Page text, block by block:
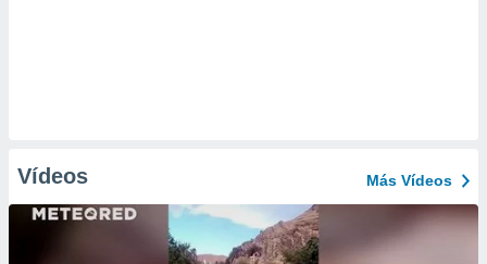
Vídeos Más Vídeos